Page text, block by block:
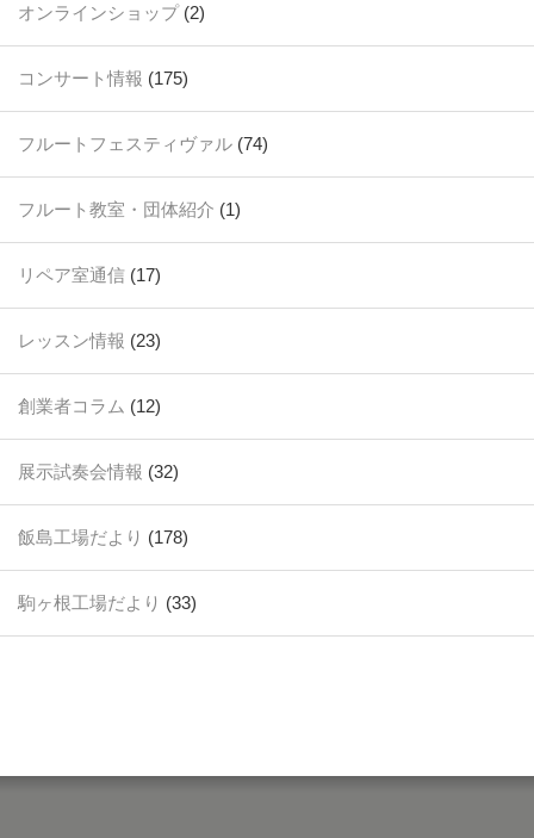
オンラインショップ(2)
コンサート情報 (175)
フルートフェスティヴァル (74)
フルート教室・団体紹介 (1)
リペア室通信 (17)
レッスン情報 (23)
創業者コラム (12)
展示試奏会情報 (32)
飯島工場だより (178)
駒ヶ根工場だより (33)